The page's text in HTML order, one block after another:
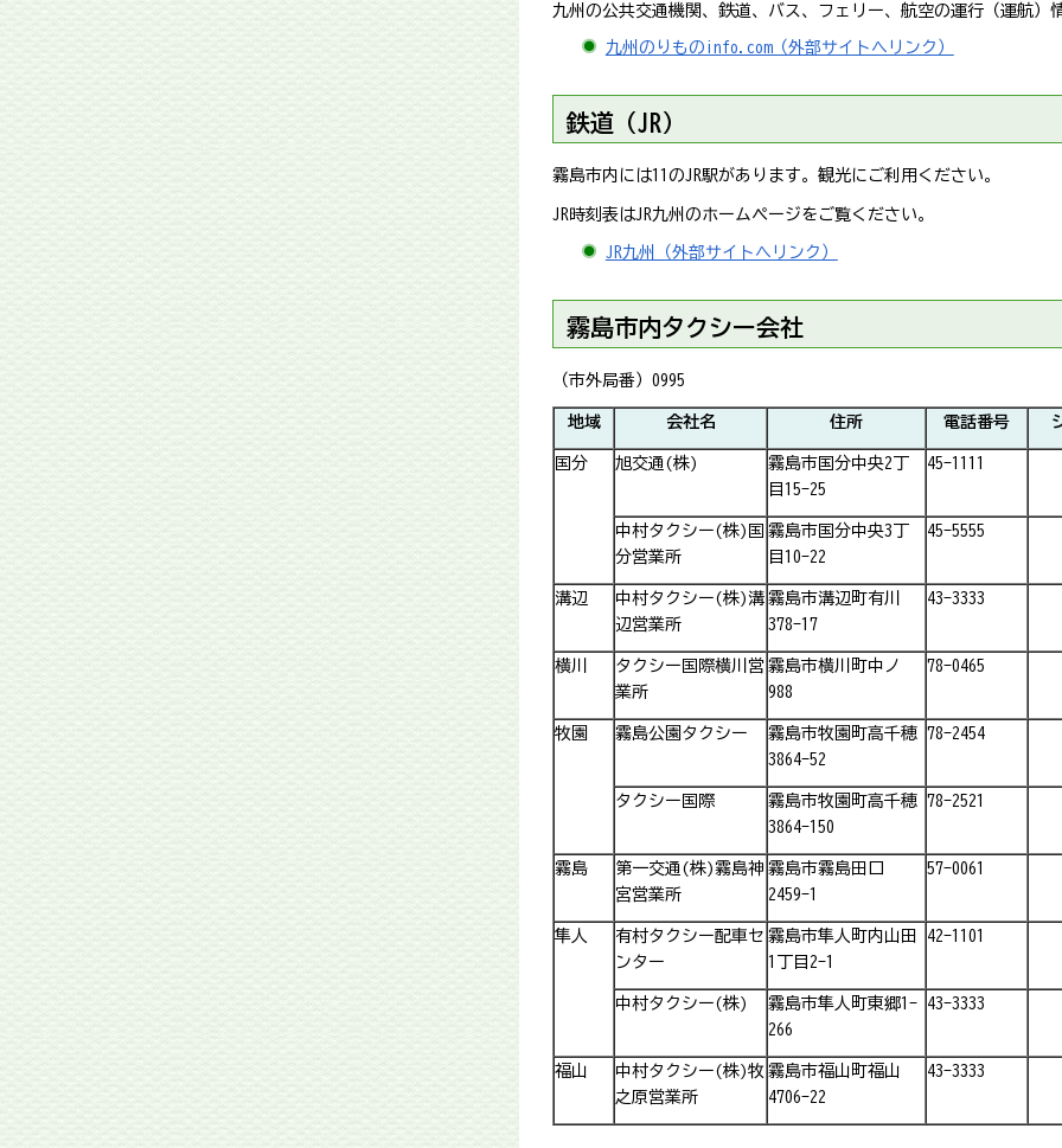
九州の公共交通機関、鉄道、バス、フェリー、航空の運行（運航）
九州のりものinfo.com（外部サイトへリンク）
鉄道（JR）
霧島市内には11のJR駅があります。観光にご利用ください。
JR時刻表はJR九州のホームページをご覧ください。
JR九州（外部サイトへリンク）
霧島市内タクシー会社
（市外局番）0995
地域 会社名 住所 電話番号
国分 旭交通(株)
霧島市国分中央2丁
目15-25
45-1111
中村タクシー(株)国
分営業所
霧島市国分中央3丁
目10-22
45-5555
溝辺
中村タクシー(株)溝
辺営業所
霧島市溝辺町有川
378-17
43-3333
横川
タクシー国際横川営
業所
霧島市横川町中ノ
988
78-0465
牧園 霧島公園タクシー
霧島市牧園町高千穂
3864-52
78-2454
タクシー国際
霧島市牧園町高千穂
3864-150
78-2521
霧島
第一交通(株)霧島神
宮営業所
霧島市霧島田口
2459-1
57-0061
隼人
有村タクシー配車セ
ンター
霧島市隼人町内山田
1丁目2-1
42-1101
中村タクシー(株)
霧島市隼人町東郷1-
266
43-3333
福山
中村タクシー(株)牧
之原営業所
霧島市福山町福山
4706-22
43-3333